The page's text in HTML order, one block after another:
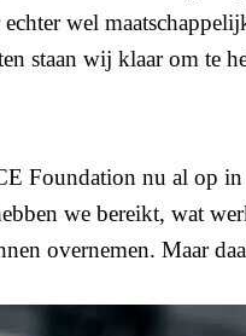
wel
staan wij klaar om te
Foundation nu al op
we bereikt, wat
overnemen. Maar